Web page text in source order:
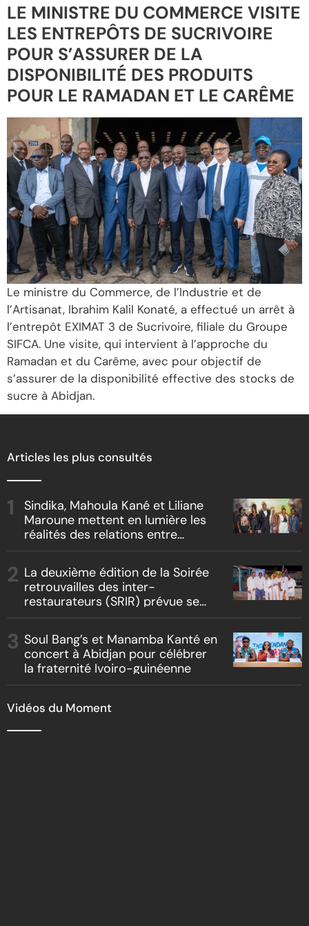
LE MINISTRE DU COMMERCE VISITE
LES ENTREPÔTS DE SUCRIVOIRE
POUR S’ASSURER DE LA
DISPONIBILITÉ DES PRODUITS
POUR LE RAMADAN ET LE CARÊME
Le ministre du Commerce, de l’Industrie et de
l’Artisanat, Ibrahim Kalil Konaté, a effectué un arrêt à
l’entrepôt EXIMAT 3 de Sucrivoire, filiale du Groupe
SIFCA. Une visite, qui intervient à l’approche du
Ramadan et du Carême, avec pour objectif de
s’assurer de la disponibilité effective des stocks de
sucre à Abidjan.
Articles les plus consultés
Sindika, Mahoula Kané et Liliane
Maroune mettent en lumière les
réalités des relations entre
La deuxième édition de la Soirée
retrouvailles des inter-
restaurateurs (SRIR) prévue se
Soul Bang’s et Manamba Kanté en
concert à Abidjan pour célébrer
la fraternité Ivoiro-guinéenne
Vidéos du Moment